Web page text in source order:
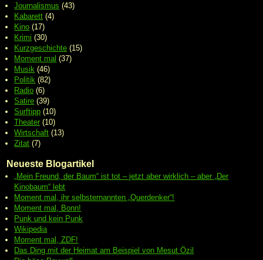
Journalismus (43)
Kabarett (4)
Kino (17)
Krimi (30)
Kurzgeschichte (15)
Moment mal (37)
Musik (46)
Politik (82)
Radio (6)
Satire (39)
Surftipp (10)
Theater (10)
Wirtschaft (13)
Zitat (7)
Neueste Blogartikel
„Mein Freund, der Baum“ ist tot – jetzt aber wirklich – aber „Der
Kinobaum“ lebt
Moment mal, ihr selbsternannten „Querdenker“!
Moment mal, Bonn!
Punk und kein Punk
Wikipedia
Moment mal, ZDF!
Das Ding mit der Heimat am Beispiel von Mesut Özil